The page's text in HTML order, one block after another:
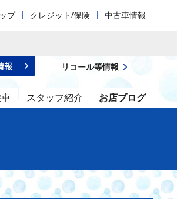
プ クレジット/保険 中古車情報
スタッフ紹介 お店ブログ
報 リコール等情報